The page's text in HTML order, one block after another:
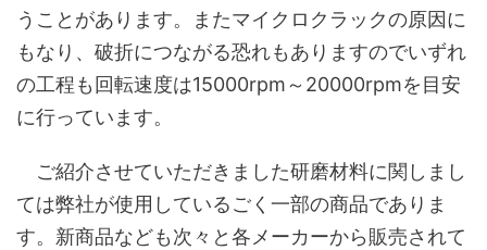
うことがあります。またマイクロクラックの原因に
もなり、破折につながる恐れもありますのでいずれ
の工程も回転速度は15000rpm～20000rpmを目安
に行っています。
ご紹介させていただきました研磨材料に関しまし
ては弊社が使用しているごく一部の商品でありま
す。新商品なども次々と各メーカーから販売されて